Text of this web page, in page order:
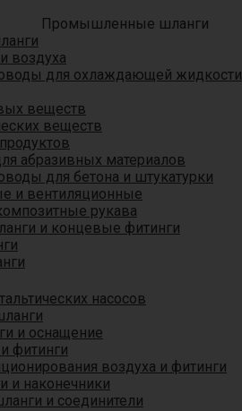
Промышленные шланги
воздуха
для охлаждающей жидкости
веществ
веществ
абразивных материалов
для бетона и штукатурки
и вентиляционные
рукава
и концевые фитинги
насосов
и оснащение
фитинги
воздуха и фитинги
и наконечники
и соединители